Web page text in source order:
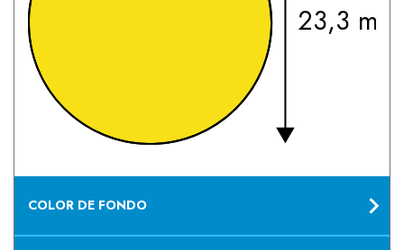
23,3 mm
COLOR DE FONDO